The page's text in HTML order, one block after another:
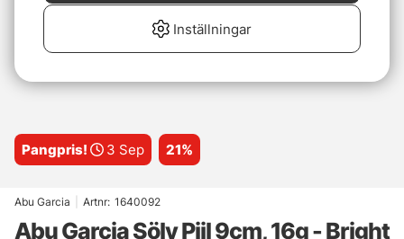
Pangpris! 3 Sep 21%
Abu Garcia Artnr: 1640092
Abu Garcia Sölv Piil 9cm, 16g - Bright
Inställningar